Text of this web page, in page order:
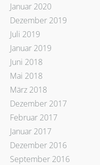
Januar 2020
Dezember 2019
Juli 2019
Januar 2019
Juni 2018
Mai 2018
März 2018
Dezember 2017
Februar 2017
Januar 2017
Dezember 2016
September 2016